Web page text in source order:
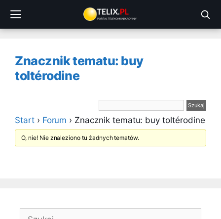
treści
Znacznik tematu: buy
toltérodine
Start › Forum › Znacznik tematu: buy toltérodine
O, nie! Nie znaleziono tu żadnych tematów.
Szukaj: